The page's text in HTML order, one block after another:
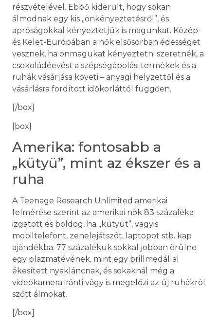
részvételével. Ebbő kiderült, hogy sokan
álmodnak egy kis „önkényeztetésről”, és
apróságokkal kényeztetjük is magunkat. Közép-
és Kelet-Európában a nők elsősorban édességet
vesznek, ha önmagukat kényeztetni szeretnék, a
csokoládéevést a szépségápolási termékek és a
ruhák vásárlása követi – anyagi helyzettől és a
vásárlásra fordított időkorláttól függően.
[/box]
[box]
Amerika: fontosabb a
„kütyü”, mint az ékszer és a
ruha
A Teenage Research Unlimited amerikai
felmérése szerint az amerikai nők 83 százaléka
izgatott és boldog, ha „kütyüt”, vagyis
mobiltelefont, zenelejátszót, laptopot stb. kap
ajándékba. 77 százalékuk sokkal jobban örülne
egy plazmatévének, mint egy brillmedállal
ékesített nyakláncnak, és sokaknál még a
videókamera iránti vágy is megelőzi az új ruhákról
szőtt álmokat.
[/box]